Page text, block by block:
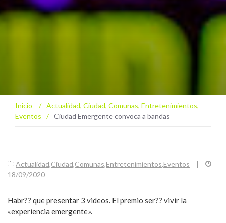
Inicio / Actualidad, Ciudad, Comunas, Entretenimientos,
Eventos
/ Ciudad Emergente convoca a bandas
Actualidad,Ciudad,Comunas,Entretenimientos,Eventos
|
18/09/2020
Habr?? que presentar 3 videos. El premio ser?? vivir la
«experiencia emergente».